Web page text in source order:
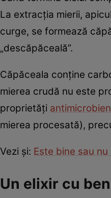
La extracția mierii,
curge, se formează
„descăpăceală”.
Căpăceala conține
mierea crudă nu este
proprietăți
mierea procesată),
Vezi şi: Este bine sau
Un elixir cu